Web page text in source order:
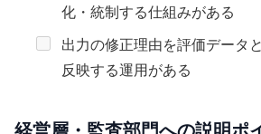
化・統制する仕組みがある
出力の修正理由を評価データ
反映する運用がある